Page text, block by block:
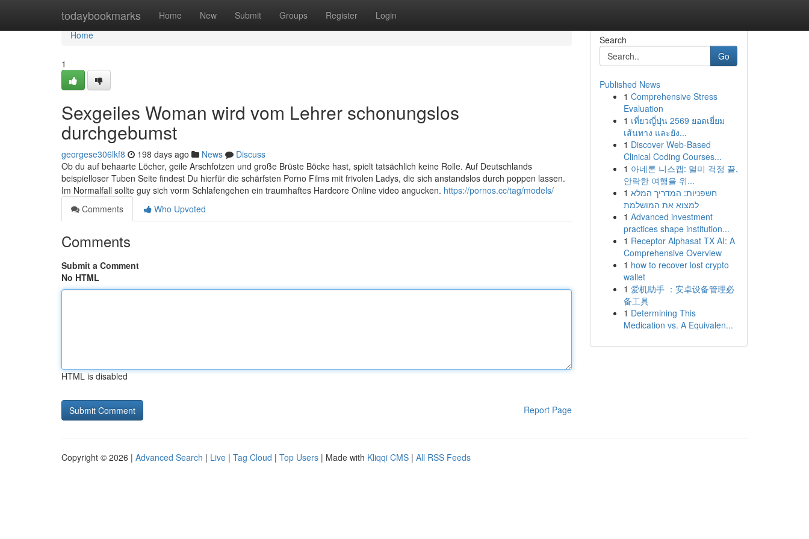
todaybookmarks Home New Submit Groups Register Login
Home
Home
1
Sexgeiles Woman wird vom Lehrer schonungslos
durchgebumst
georgese306lkf8 198 days ago News
Discuss
Ob du auf behaarte Löcher, geile Arschfotzen und große Brüste Böcke hast, spielt tatsächlich keine Rolle. Auf Deutschlands
beispielloser Tuben Seite findest Du hierfür die schärfsten Porno Films mit frivolen Ladys, die sich anstandslos durch poppen lassen.
Im Normalfall sollte guy sich vorm Schlafengehen ein traumhaftes Hardcore Online video angucken. https://pornos.cc/tag/models/
Comments
Who Upvoted
Comments
Submit a Comment
No HTML
HTML is disabled
Report Page
Search
Go
Published News
1 Comprehensive Stress
Evaluation
1 เที่ยวญี่ปุ่น 2569 ยอดเยี่ยม
เส้นทาง และยัง...
1 Discover Web-Based
Clinical Coding Courses...
1 아네론 니스캡: 멀미 걱정 끝,
안락한 여행을 위...
1 חשפניות: המדריך המלא
למצוא את המושלמת
1 Advanced investment
practices shape institution...
1 Receptor Alphasat TX AI: A
Comprehensive Overview
1 how to recover lost crypto
wallet
1 爱机助手 ：安卓设备管理必
备工具
1 Determining This
Medication vs. A Equivalen...
Copyright © 2026 | Advanced Search | Live | Tag Cloud | Top Users | Made with Kliqqi CMS | All RSS Feeds